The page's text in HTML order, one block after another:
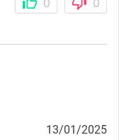
0 0
13/01/2025